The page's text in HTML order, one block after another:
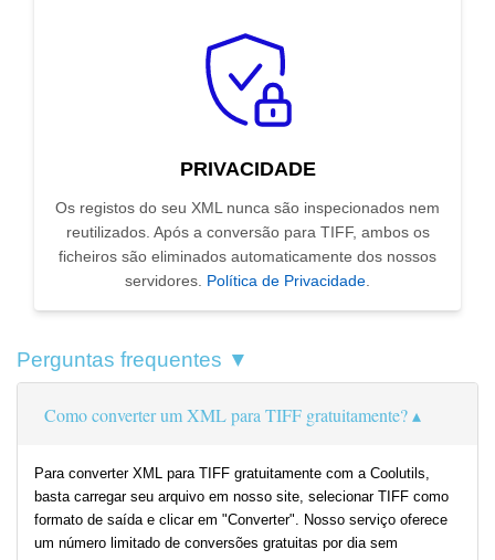
PRIVACIDADE
Os registos do seu XML nunca são inspecionados nem
reutilizados. Após a conversão para TIFF, ambos os
ficheiros são eliminados automaticamente dos nossos
servidores. Política de Privacidade
Perguntas frequentes ▼
Como converter um XML para TIFF gratuitamente?
Para converter XML para TIFF gratuitamente com a Coolutils,
basta carregar seu arquivo em nosso site, selecionar TIFF como
formato de saída e clicar em "Converter". Nosso serviço oferece
um número limitado de conversões gratuitas por dia sem